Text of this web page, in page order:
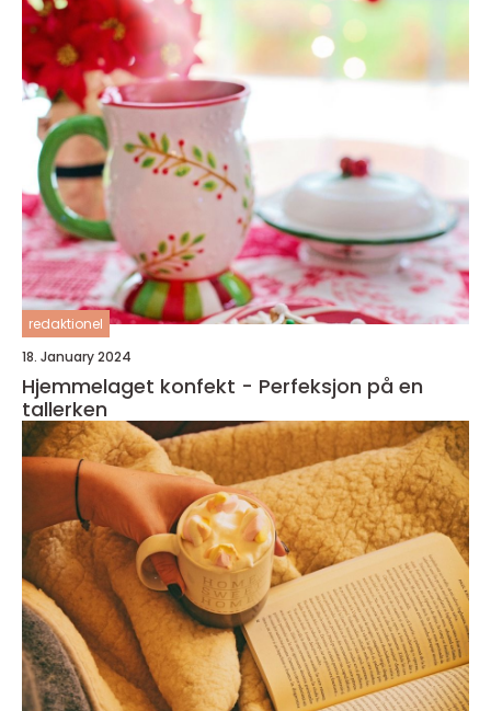
redaktionel
18. January 2024
Hjemmelaget konfekt - Perfeksjon på en
tallerken